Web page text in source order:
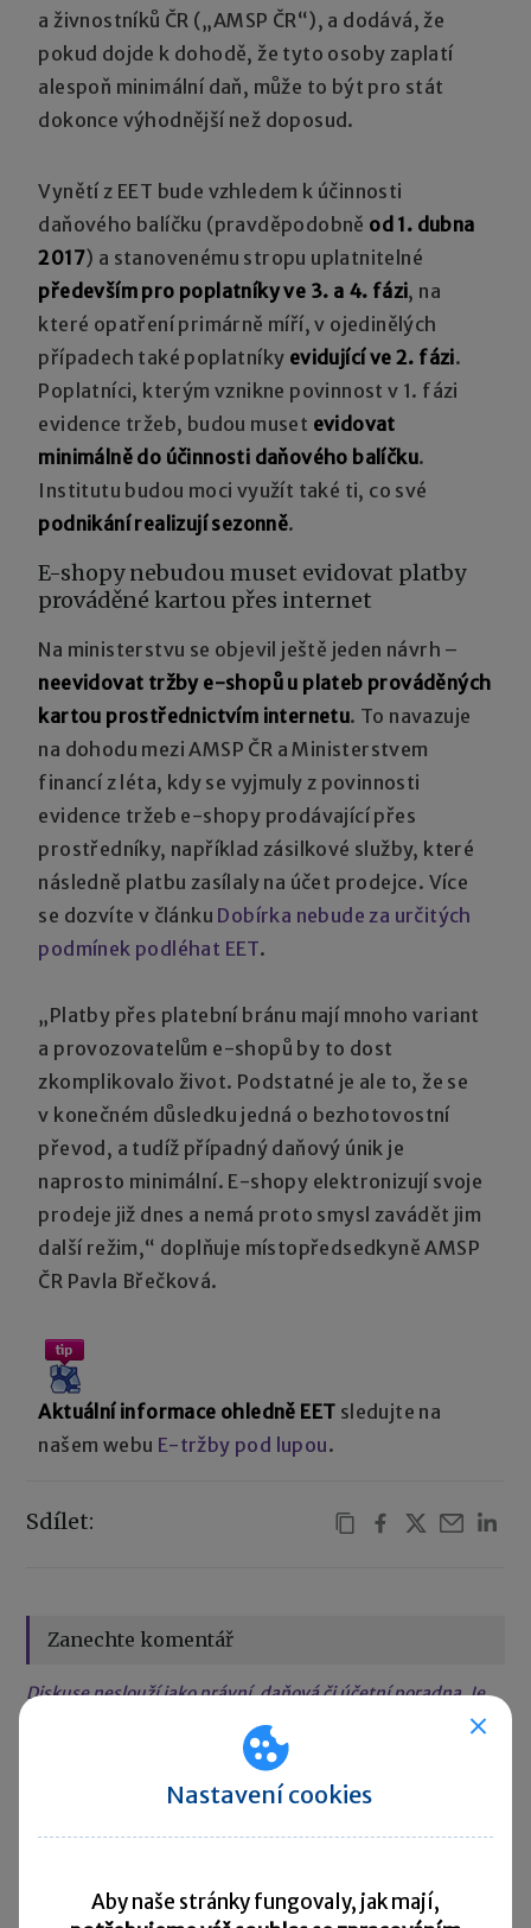
a živnostníků ČR („AMSP ČR“), a dodává, že
pokud dojde k dohodě, že tyto osoby zaplatí
alespoň minimální daň, může to být pro stát
dokonce výhodnější než doposud.
Vynětí z EET bude vzhledem k účinnosti
daňového balíčku (pravděpodobně od 1. dubna
2017) a stanovenému stropu uplatnitelné
především pro poplatníky ve 3. a 4. fázi, na
které opatření primárně míří, v ojedinělých
případech také poplatníky evidující ve 2. fázi.
Poplatníci, kterým vznikne povinnost v 1. fázi
evidence tržeb, budou muset evidovat
minimálně do účinnosti daňového balíčku.
Institutu budou moci využít také ti, co své
podnikání realizují sezonně.
E-shopy nebudou muset evidovat platby
prováděné kartou přes internet
Na ministerstvu se objevil ještě jeden návrh –
neevidovat tržby e-shopů u plateb prováděných
kartou prostřednictvím internetu. To navazuje
na dohodu mezi AMSP ČR a Ministerstvem
financí z léta, kdy se vyjmuly z povinnosti
evidence tržeb e-shopy prodávající přes
prostředníky, například zásilkové služby, které
následně platbu zasílaly na účet prodejce. Více
se dozvíte v článku Dobírka nebude za určitých
podmínek podléhat EET.
„Platby přes platební bránu mají mnoho variant
a provozovatelům e-shopů by to dost
zkomplikovalo život. Podstatné je ale to, že se
v konečném důsledku jedná o bezhotovostní
převod, a tudíž případný daňový únik je
naprosto minimální. E-shopy elektronizují svoje
prodeje již dnes a nemá proto smysl zavádět jim
další režim,“ doplňuje místopředsedkyně AMSP
ČR Pavla Břečková.
Aktuální informace ohledně EET sledujte na
našem webu E-tržby pod lupou.
Sdílet:
Zanechte komentář
Diskuse neslouží jako právní, daňová či účetní poradna. Je
Pro přidání komentáře sepřihlaste.
Nastavení cookies
Aby naše stránky fungovaly, jak mají,